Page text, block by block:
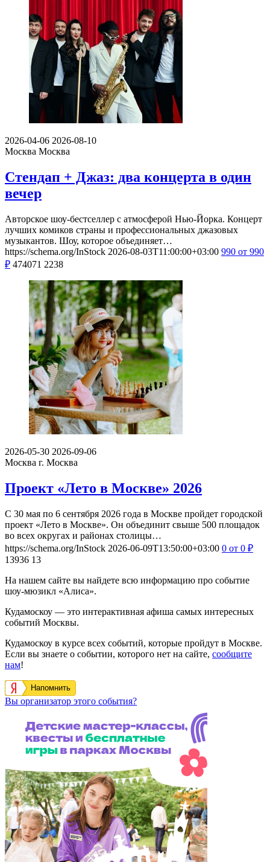
2026-04-06 2026-08-10
Москва Москва
Стендап + Джаз: два концерта в один
вечер
Авторское шоу-бестселлер с атмосферой Нью-Йорка. Концерт
лучших комиков страны и профессиональных джазовых
музыкантов. Шоу, которое объединяет…
https://schema.org/InStock 2026-08-03T11:00:00+03:00 990 от 990
₽ 474071 2238
2026-05-30 2026-09-06
Москва г. Москва
Проект «Лето в Москве» 2026
С 30 мая по 6 сентября 2026 года в Москве пройдет городской
проект «Лето в Москве». Он объединит свыше 500 площадок
во всех округах и районах столицы…
https://schema.org/InStock 2026-06-09T13:50:00+03:00 0 от 0 ₽
13936 13
На нашем сайте вы найдете всю информацию про событие
шоу-мюзикл «Алиса».
Кудамоскоу — это интерактивная афиша самых интересных
событий Москвы.
Кудамоскоу в курсе всех событий, которые пройдут в Москве.
Если вы знаете о событии, которого нет на сайте, сообщите
нам!
Напомнить
Вы организатор этого события?